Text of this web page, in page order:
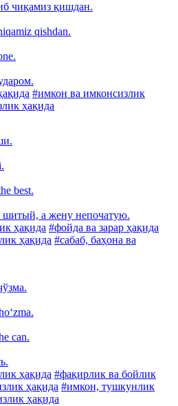
чиқамиз қишдан.
qishdan.
#имкон ва имконсизлик
ҳақида
best.
а жену непочатую.
ҳақида #фойда ва зарар ҳақида
ҳақида #сабаб, баҳона ва
can.
ҳақида #фақирлик ва бойлик
ҳақида #имкон, тушкунлик
ҳақида